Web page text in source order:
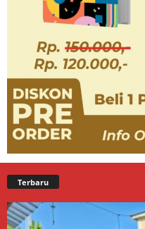
Terbaru